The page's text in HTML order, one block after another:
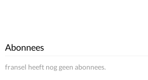
Abonnees
fransel heeft nog geen abonnees.